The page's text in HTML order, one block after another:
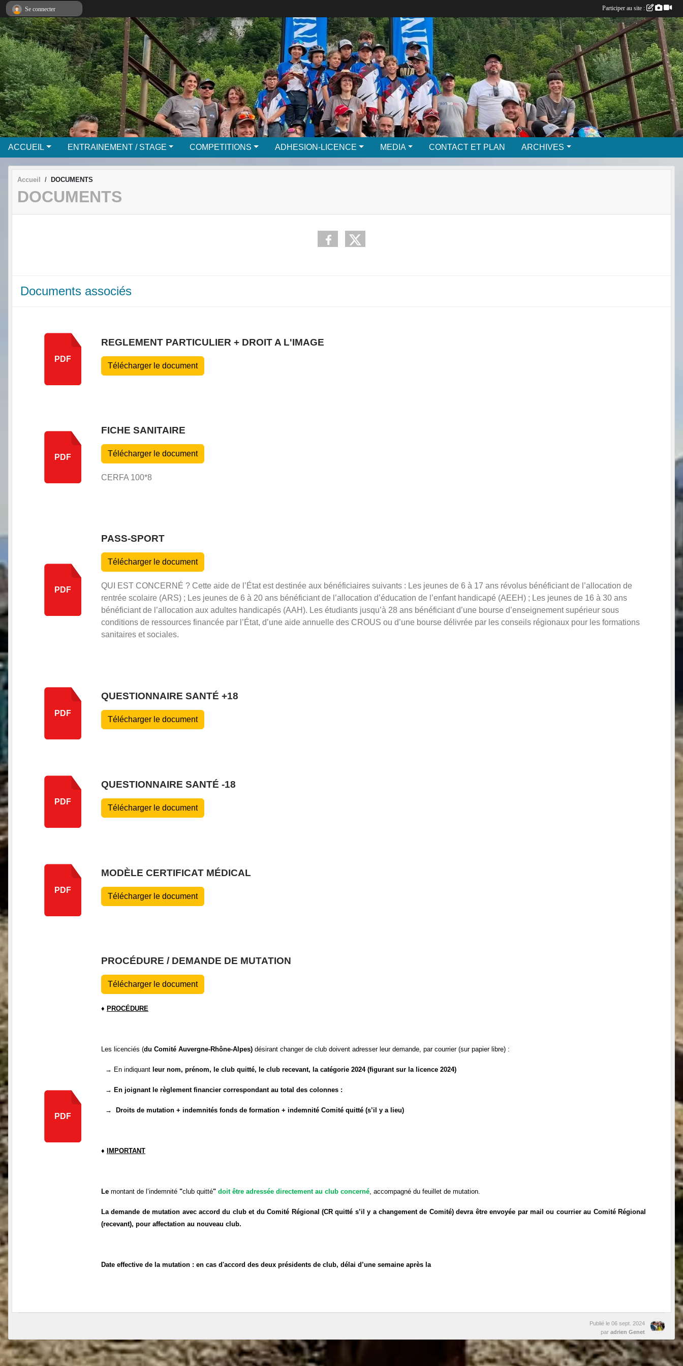
ACCUEIL ENTRAINEMENT / STAGE COMPETITIONS ADHESION-LICENCE MEDIA CONTACT ET PLAN ARCHIVES
Accueil DOCUMENTS
DOCUMENTS
Documents associés
PDF
REGLEMENT PARTICULIER + DROIT A L'IMAGE
Télécharger le document
PDF
FICHE SANITAIRE
Télécharger le document
CERFA 100*8
PDF
PASS-SPORT
Télécharger le document
QUI EST CONCERNÉ ? Cette aide de l’État est destinée aux bénéficiaires suivants : Les jeunes de 6 à 17 ans révolus bénéficiant de l’allocation de
rentrée scolaire (ARS) ; Les jeunes de 6 à 20 ans bénéficiant de l’allocation d’éducation de l’enfant handicapé (AEEH) ; Les jeunes de 16 à 30 ans
bénéficiant de l’allocation aux adultes handicapés (AAH). Les étudiants jusqu’à 28 ans bénéficiant d’une bourse d’enseignement supérieur sous
conditions de ressources financée par l’État, d’une aide annuelle des CROUS ou d’une bourse délivrée par les conseils régionaux pour les formations
sanitaires et sociales.
PDF
QUESTIONNAIRE SANTÉ +18
Télécharger le document
PDF
QUESTIONNAIRE SANTÉ -18
Télécharger le document
PDF
MODÈLE CERTIFICAT MÉDICAL
Télécharger le document
PDF
PROCÉDURE / DEMANDE DE MUTATION
Télécharger le document
♦ PROCÉDURE
Les licenciés (du Comité Auvergne-Rhône-Alpes) désirant changer de club doivent adresser leur demande, par courrier (sur papier libre) :
→ En indiquant leur nom, prénom, le club quitté, le club recevant, la catégorie 2024 (figurant sur la licence 2024)
→ En joignant le règlement financier correspondant au total des colonnes :
→ Droits de mutation + indemnités fonds de formation + indemnité Comité quitté (s’il y a lieu)
♦ IMPORTANT
Le montant de l’indemnité "club quitté" doit être adressée directement au club concerné, accompagné du feuillet de mutation.
La demande de mutation avec accord du club et du Comité Régional (CR quitté s’il y a changement de Comité) devra être envoyée par mail ou courrier au Comité Régional
(recevant), pour affectation au nouveau club.
Date effective de la mutation : en cas d'accord des deux présidents de club, délai d’une semaine après la
Publié le 06 sept. 2024
par adrien Genet
Se connecter Participer au site :
Panneau de gestion des cookies